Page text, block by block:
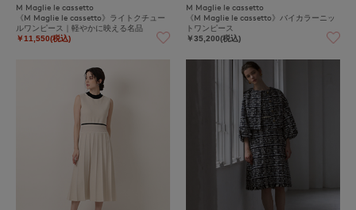
M Maglie le cassetto
《M Maglie le cassetto》ライトクチュー
ルワンピース｜軽やかに映える名品
￥11,550(税込)
M Maglie le cassetto
《M Maglie le cassetto》バイカラーニッ
トワンピース
￥35,200(税込)